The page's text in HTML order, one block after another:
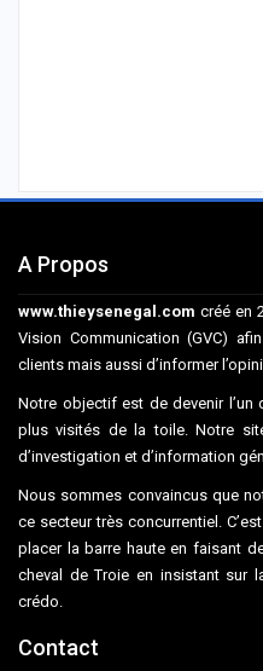
A Propos
www.thieysenegal.com créé en
Vision Communication (GVC)
clients mais aussi d’informer
Notre objectif est de devenir
plus visités de la toile. Notre
d’investigation et d’information
Nous sommes convaincus que
ce secteur très concurrentiel.
placer la barre haute en faisant
cheval de Troie en insistant sur
crédo.
Contact